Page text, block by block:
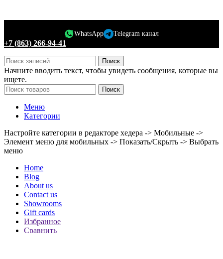
WhatsApp Telegram канал
+7 (863) 266-94-41
Поиск
Начните вводить текст, чтобы увидеть сообщения, которые вы
ищете.
Поиск
Меню
Категории
Настройте категории в редакторе хедера -> Мобильные ->
Элемент меню для мобильных -> Показать/Скрыть -> Выбрать
меню
Home
Blog
About us
Contact us
Showrooms
Gift cards
Избранное
Сравнить